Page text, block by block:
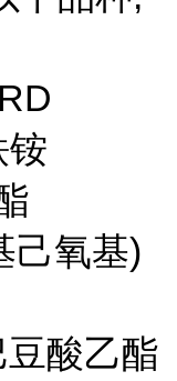
铵
己氧基)
酸乙酯